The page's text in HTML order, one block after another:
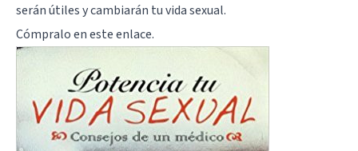
serán útiles y cambiarán tu vida sexual.
Cómpraloen este enlace.